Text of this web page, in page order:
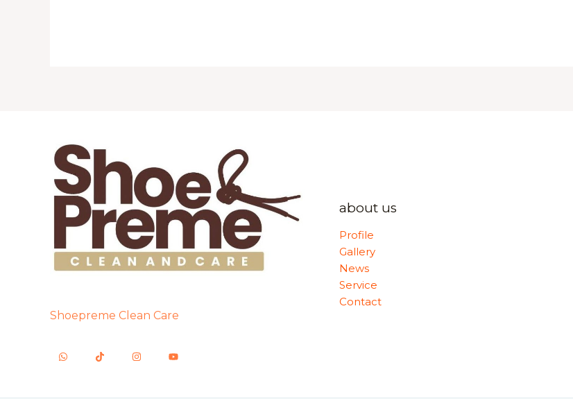
Shoepreme Clean Care
about us
Profile
Gallery
News
Service
Contact